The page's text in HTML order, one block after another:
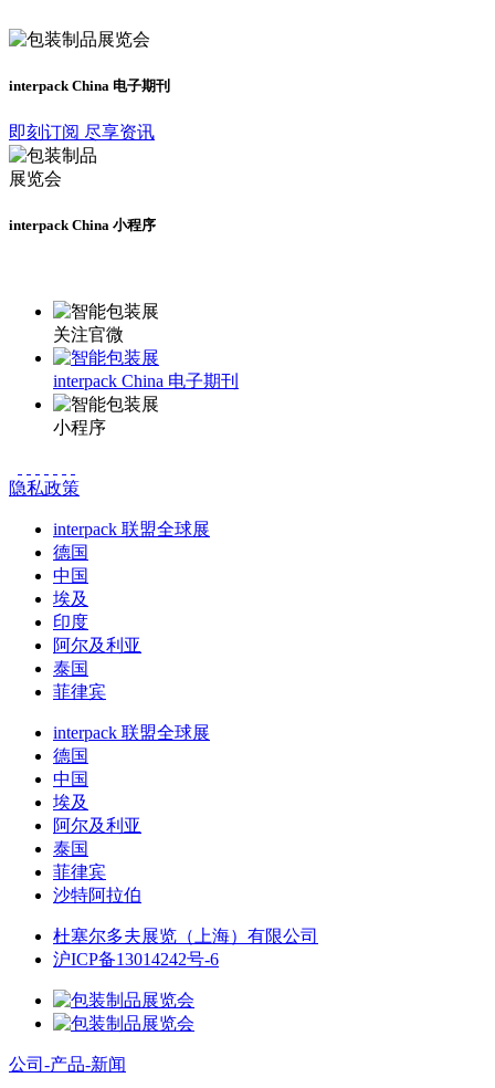
interpack China 电子期刊
即刻订阅 尽享资讯
interpack China 小程序
关注官微
interpack China 电子期刊
小程序
隐私政策
interpack 联盟全球展
德国
中国
埃及
印度
阿尔及利亚
泰国
菲律宾
interpack 联盟全球展
德国
中国
埃及
阿尔及利亚
泰国
菲律宾
沙特阿拉伯
杜塞尔多夫展览（上海）有限公司
沪ICP备13014242号-6
公司-产品-新闻